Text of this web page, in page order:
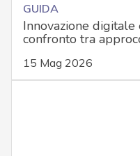
GUIDA
Innovazione digitale
confronto tra
15 Mag 2026